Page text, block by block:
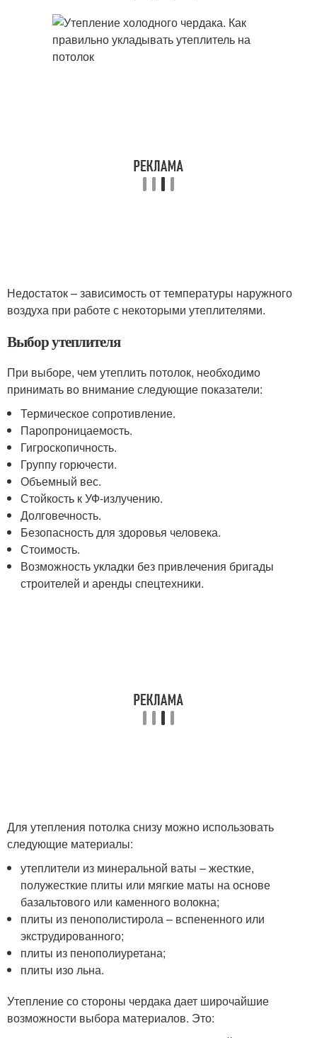
Недостаток – зависимость от температуры наружного
воздуха при работе с некоторыми утеплителями.
Выбор утеплителя
При выборе, чем утеплить потолок, необходимо
принимать во внимание следующие показатели:
Термическое сопротивление.
Паропроницаемость.
Гигроскопичность.
Группу горючести.
Объемный вес.
Стойкость к УФ-излучению.
Долговечность.
Безопасность для здоровья человека.
Стоимость.
Возможность укладки без привлечения бригады
строителей и аренды спецтехники.
Для утепления потолка снизу можно использовать
следующие материалы:
утеплители из минеральной ваты – жесткие,
полужесткие плиты или мягкие маты на основе
базальтового или каменного волокна;
плиты из пенополистирола – вспененного или
экструдированного;
плиты из пенополиуретана;
плиты изо льна.
Утепление со стороны чердака дает широчайшие
возможности выбора материалов. Это: